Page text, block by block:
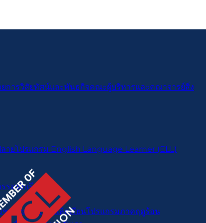
การวิสัยทัศน์และพันธกิจคณะผู้บริหารและคณาจารย์สิ่ง
ายโปรแกรม English Language Learner (ELL)
รมนักเรียน
ชน กิจกรรมหลังเลิกเรียนโปรแกรมภาคฤดูร้อน